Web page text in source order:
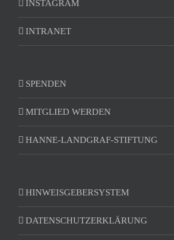
INSTAGRAM
INTRANET
SPENDEN
MITGLIED WERDEN
HANNE-LANDGRAF-STIFTUNG
HINWEISGEBERSYSTEM
DATENSCHUTZERKLÄRUNG